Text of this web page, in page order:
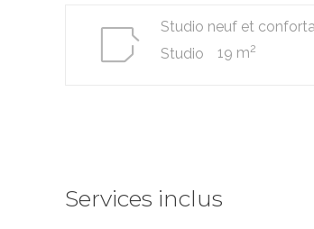
Studio neuf et
Studio
19 m2
Services inclus